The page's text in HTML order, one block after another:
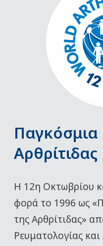
Αρθρίτιδας
Η 12η Οκτωβρίου
φορά το 1996 ως
της Αρθρίτιδας»
Ρευματολογίας και